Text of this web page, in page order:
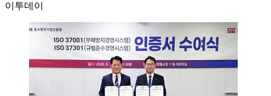
이투데이